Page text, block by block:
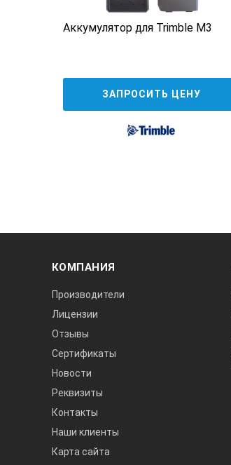
Аккумулятор для Trimble M3
ЗАПРОСИТЬ ЦЕНУ
КОМПАНИЯ
Производители
Лицензии
Отзывы
Сертификаты
Новости
Реквизиты
Контакты
Наши клиенты
Карта сайта